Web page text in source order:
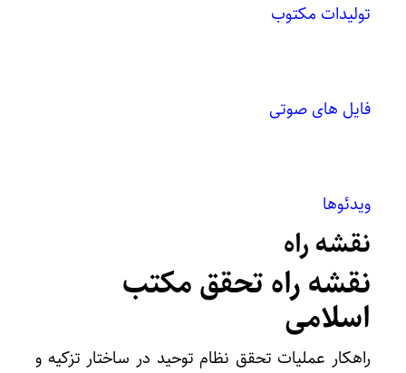
تولیدات مکتوب
فایل های صوتی
ویدئوها
نقشه راه
نقشه راه تحقق مکتب
اسلامی
راهکار عملیات تحقق نظام توحید در ساختار تزکیه و